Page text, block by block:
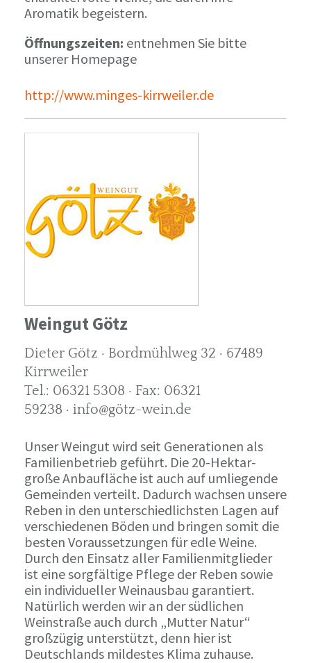
Aromatik begeistern.
Öffnungszeiten: entnehmen Sie bitte
unserer Homepage
http://www.minges-kirrweiler.de
Weingut Götz
Dieter Götz · Bordmühlweg 32 · 67489
Kirrweiler
Tel.: 06321 5308 · Fax: 06321
59238 · info@götz-wein.de
Unser Weingut wird seit Generationen als
Familienbetrieb geführt. Die 20-Hektar-
große Anbaufläche ist auch auf umliegende
Gemeinden verteilt. Dadurch wachsen unsere
Reben in den unterschiedlichsten Lagen auf
verschiedenen Böden und bringen somit die
besten Voraussetzungen für edle Weine.
Durch den Einsatz aller Familienmitglieder
ist eine sorgfältige Pflege der Reben sowie
ein individueller Weinausbau garantiert.
Natürlich werden wir an der südlichen
Weinstraße auch durch „Mutter Natur“
großzügig unterstützt, denn hier ist
Deutschlands mildestes Klima zuhause.